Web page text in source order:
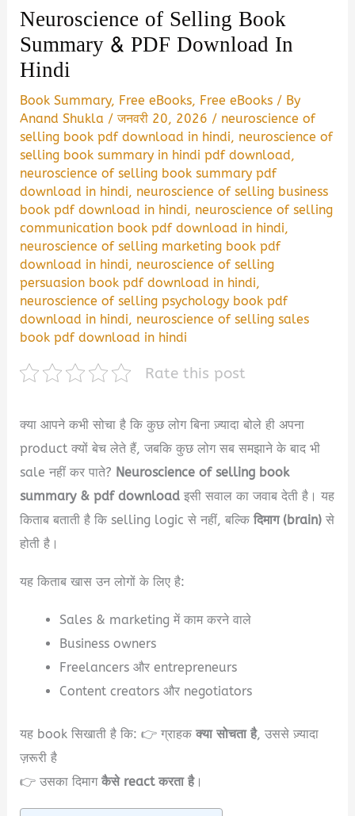
Neuroscience of Selling Book
Summary & PDF Download In
Hindi
Book Summary, Free eBooks, Free eBooks / By
Anand Shukla /जनवरी 20, 2026 / neuroscience of
selling book pdf download in hindi, neuroscience of
selling book summary in hindi pdf download,
neuroscience of selling book summary pdf
download in hindi, neuroscience of selling business
book pdf download in hindi, neuroscience of selling
communication book pdf download in hindi,
neuroscience of selling marketing book pdf
download in hindi, neuroscience of selling
persuasion book pdf download in hindi,
neuroscience of selling psychology book pdf
download in hindi, neuroscience of selling sales
book pdf download in hindi
Rate this post
क्या आपने कभी सोचा है कि कुछ लोग बिना ज़्यादा बोले ही अपना
product क्यों बेच लेते हैं, जबकि कुछ लोग सब समझाने के बाद भी
sale नहीं कर पाते? Neuroscience of selling book
summary & pdf download इसी सवाल का जवाब देती है। यह
किताब बताती है कि selling logic से नहीं, बल्किदिमाग (brain) से
होती है।
यह किताब खास उन लोगों के लिए है:
Sales & marketing में काम करने वाले
Business owners
Freelancers और entrepreneurs
Content creators और negotiators
यह book सिखाती है कि: 👉 ग्राहकक्या सोचता है, उससे ज़्यादा
ज़रूरी है
👉 उसका दिमागकैसे react करता है।